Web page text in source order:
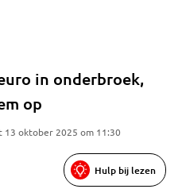
in onderbroek,
op
13 oktober 2025 om 11:30
Hulp bij lezen